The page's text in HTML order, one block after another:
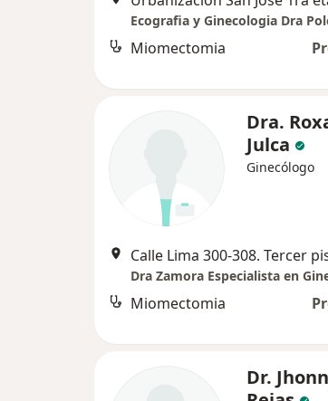
Ecografia y Ginecologia Dra
Miomectomia
Dra.
Julca
Ginecólogo
Calle Lima 300-308. Tercer
Dra Zamora Especialista en
Miomectomia
Dr.